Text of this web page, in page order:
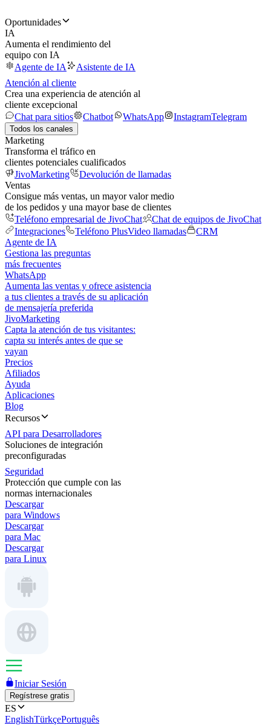
Oportunidades
IA
Aumenta el rendimiento del
equipo con IA
Agente de IA
Asistente de IA
Atención al cliente
Crea una experiencia de atención al
cliente excepcional
Chat para sitios
Chatbot WhatsApp InstagramTelegram
Todos los canales
Marketing
Transforma el tráfico en
clientes potenciales cualificados
JivoMarketing
Devolución de llamadas
Ventas
Consigue más ventas, un mayor valor medio
de los pedidos y una mayor base de clientes
Teléfono empresarial de JivoChat
Chat de equipos de JivoChat
Integraciones
Teléfono PlusVideo llamadas
CRM
Agente de IA
Gestiona las preguntas
más frecuentes
WhatsApp
Aumenta las ventas y ofrece asistencia
a tus clientes a través de su aplicación
de mensajería preferida
JivoMarketing
Capta la atención de tus visitantes:
capta su interés antes de que se
vayan
Precios
Afiliados
Ayuda
Aplicaciones
Blog
Recursos
API para Desarrolladores
Soluciones de integración
preconfiguradas
Seguridad
Protección que cumple con las
normas internacionales
Descargar
para Windows
Descargar
para Mac
Descargar
para Linux
Iniciar Sesión
Regístrese gratis
ES
EnglishTürkçePortuguês